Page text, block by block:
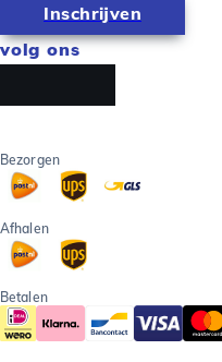
Inschrijven
volg ons
Bezorgen
Afhalen
Betalen